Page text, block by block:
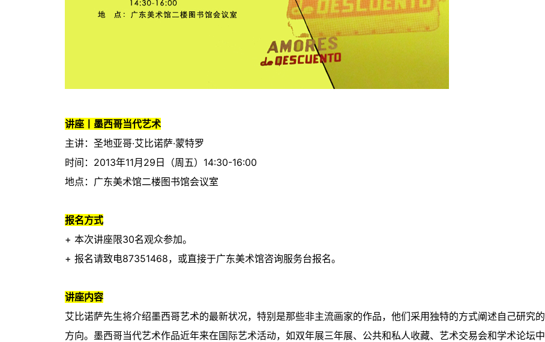
讲座丨墨西哥当代艺术
主讲：圣地亚哥·艾比诺萨·蒙特罗
时间：2013年11月29日（周五）14:30-16:00
地点：广东美术馆二楼图书馆会议室
报名方式
+ 本次讲座限30名观众参加。
+ 报名请致电87351468，或直接于广东美术馆咨询服务台报名。
讲座内容
艾比诺萨先生将介绍墨西哥艺术的最新状况，特别是那些非主流画家的作品，他们采用独特的方式阐述自己研究的
方向。墨西哥当代艺术作品近年来在国际艺术活动，如双年展三年展、公共和私人收藏、艺术交易会和学术论坛中